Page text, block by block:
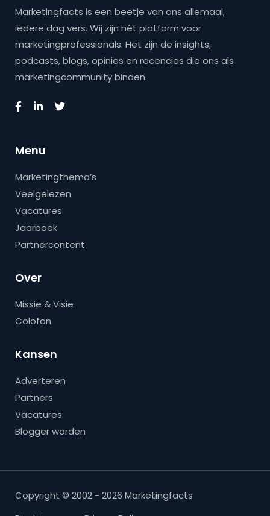
Marketingfacts is een beetje van ons allemaal,
iedere dag vers. Wij zijn hét platform voor
marketingprofessionals. Het zijn de insights,
podcasts, blogs, opinies en recencies die ons als
marketingcommunity binden.
Menu
Marketingthema’s
Veelgelezen
Vacatures
Jaarboek
Partnercontent
Over
Missie & Visie
Colofon
Kansen
Adverteren
Partners
Vacatures
Blogger worden
Copyright © 2002 - 2026 Marketingfacts